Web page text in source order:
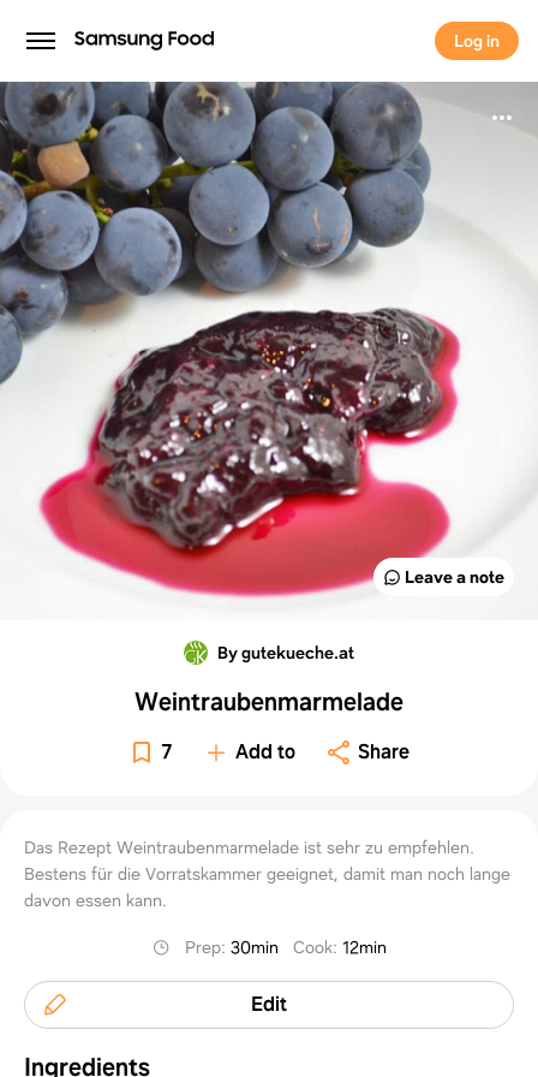
Log in
Log in
Leave a note
By gutekueche.at
Weintraubenmarmelade
7 Add to Share
Das Rezept Weintraubenmarmelade ist sehr zu empfehlen.
Bestens für die Vorratskammer geeignet, damit man noch lange
davon essen kann.
Prep: 30min Cook: 12min
Edit
Ingredients